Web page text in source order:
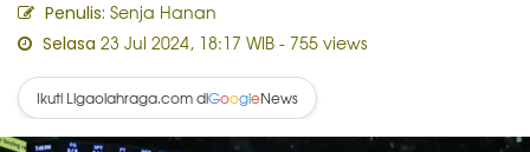
Penulis: Senja Hanan
Selasa 23 Jul 2024, 18:17 WIB - 755 views
Ikuti Ligaolahraga.com diGoogleNews